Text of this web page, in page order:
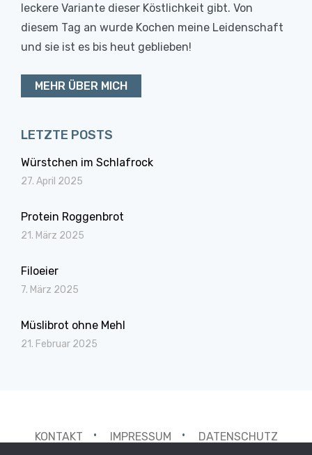
leckere Variante dieser Köstlichkeit gibt. Von
diesem Tag an wurde Kochen meine Leidenschaft
und sie ist es bis heut geblieben!
MEHR ÜBER MICH
LETZTE POSTS
Würstchen im Schlafrock
27. April 2025
Protein Roggenbrot
21. März 2025
Filoeier
7. März 2025
Müslibrot ohne Mehl
21. Februar 2025
KONTAKT IMPRESSUM DATENSCHUTZ